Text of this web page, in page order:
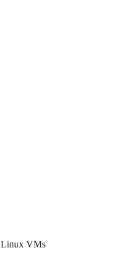
Linux VMs